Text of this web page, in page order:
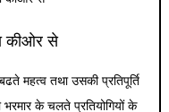
कीओर से
महत्व तथा उसकी प्रतिपूर्ति
के चलते प्रतियोगियों के